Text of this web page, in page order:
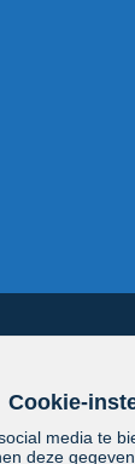
Cookie-
media te
deze